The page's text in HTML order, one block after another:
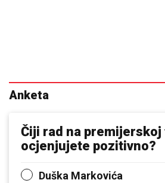
Anketa
Čiji rad na
ocjenjujete pozitivno?
Duška Markovića